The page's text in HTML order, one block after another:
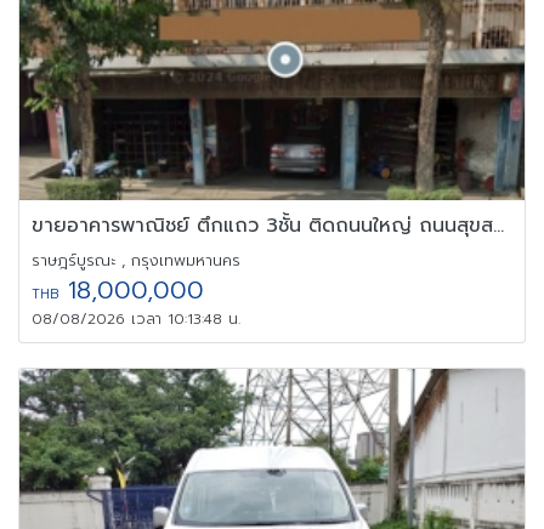
ขายอาคารพาณิชย์ ตึกแถว 3ชั้น ติดถนนใหญ่ ถนนสุขสวัสดิ์ ติดรถไฟฟ้า
ราษฎร์บูรณะ , กรุงเทพมหานคร
THB 18,000,000
08/08/2026 เวลา 10:13:48 น.